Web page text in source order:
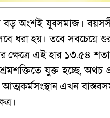
অংশই যুবসমাজ।
ধরা হয়। তবে সবচেয়ে
এই হার ১৩.৫৪
যুক্ত হচ্ছে, অথচ
এখন